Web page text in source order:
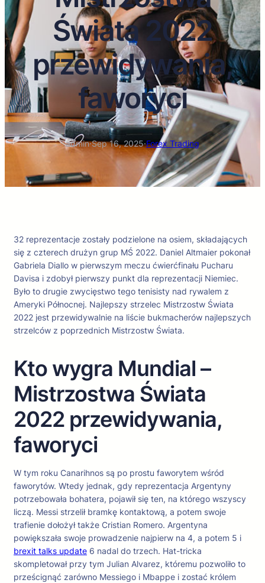
Świata 2022
przewidywania,
faworyci
admin·Sep 16, 2025·Forex Trading
32 reprezentacje zostały podzielone na osiem, składających
się z czterech drużyn grup MŚ 2022. Daniel Altmaier pokonał
Gabriela Diallo w pierwszym meczu ćwierćfinału Pucharu
Davisa i zdobył pierwszy punkt dla reprezentacji Niemiec.
Było to drugie zwycięstwo tego tenisisty nad rywalem z
Ameryki Północnej. Najlepszy strzelec Mistrzostw Świata
2022 jest przewidywalnie na liście bukmacherów najlepszych
strzelców z poprzednich Mistrzostw Świata.
Kto wygra Mundial –
Mistrzostwa Świata
2022 przewidywania,
faworyci
W tym roku Canarihnos są po prostu faworytem wśród
faworytów. Wtedy jednak, gdy reprezentacja Argentyny
potrzebowała bohatera, pojawił się ten, na którego wszyscy
liczą. Messi strzelił bramkę kontaktową, a potem swoje
trafienie dołożył także Cristian Romero. Argentyna
powiększała swoje prowadzenie najpierw na 4, a potem 5 i
brexit talks update 6 nadal do trzech. Hat-tricka
skompletował przy tym Julian Alvarez, któremu pozwoliło to
prześcignąć zarówno Messiego i Mbappe i zostać królem